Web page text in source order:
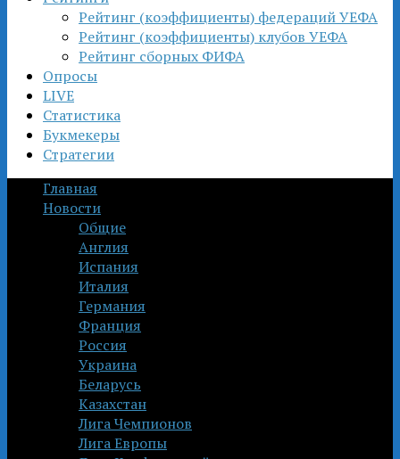
Рейтинг (коэффициенты) федераций УЕФА
Рейтинг (коэффициенты) клубов УЕФА
Рейтинг сборных ФИФА
Опросы
LIVE
Статистика
Букмекеры
Стратегии
Главная
Новости
Общие
Англия
Испания
Италия
Германия
Франция
Россия
Украина
Беларусь
Казахстан
Лига Чемпионов
Лига Европы